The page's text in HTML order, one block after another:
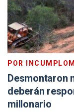
POR
Desmontaron
deberán
millonario